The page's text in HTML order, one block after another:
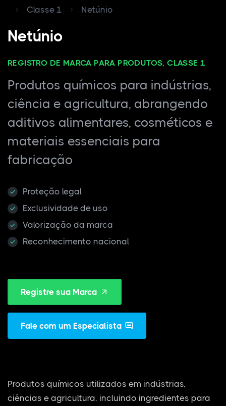
Classe 1 Netúnio
Netúnio
REGISTRO DE MARCA PARA PRODUTOS, CLASSE 1
Produtos químicos para indústrias,
ciência e agricultura, abrangendo
aditivos alimentares, cosméticos e
materiais essenciais para
fabricação
Proteção legal
Exclusividade de uso
Valorização da marca
Reconhecimento nacional
Registre sua Marca
Fale com um Especialista
Produtos químicos utilizados em indústrias,
ciências e agricultura, incluindo ingredientes para